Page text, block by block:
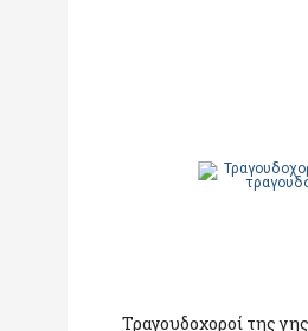
Τραγουδοχοροί της